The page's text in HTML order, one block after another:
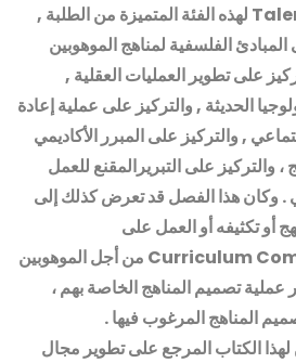
لهذه الفئة المتميزة من الطلبة ,
الفلسفية لمناهج الموهوبين
على تطوير العمليات العقلية ,
الحديثة , والتركيز على عملية إعادة
, والتركيز على المبرر الأكاديمي
والتركيز على التبريرالمقنع للعمل
. وكان هذا الفصل قد تعرض كذلك إلى
أو تكثيفه أو العمل على
من أجل الموهوبين
عملية تصميم المناهج الخاصة بهم ،
المناهج المرغوب فيها.
الكتاب المرجع على تطوير مجال